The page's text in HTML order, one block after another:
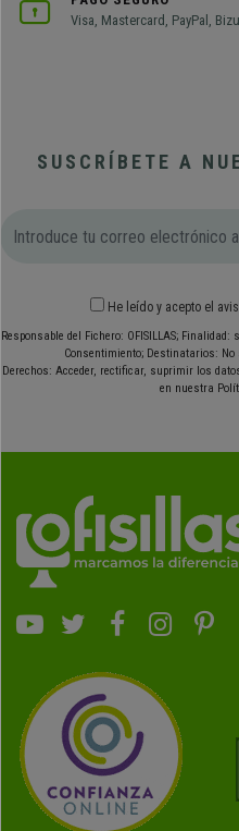
Visa, Mastercard, PayPal,
SUSCRÍBETE A
He leído y acepto el
Responsable del Fichero: OFISILLAS;
Consentimiento; Destinatarios:
Derechos: Acceder, rectificar, suprimir los
en nuestra